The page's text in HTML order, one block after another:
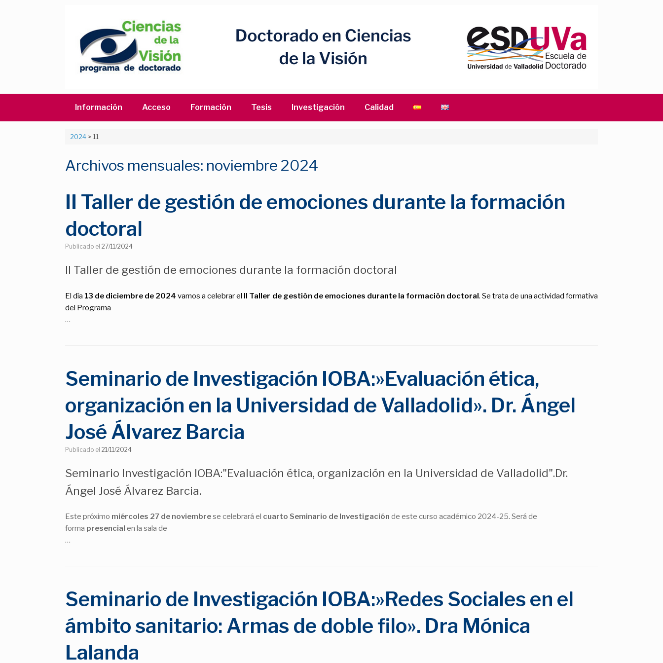
Información Acceso Formación Tesis Investigación Calidad
2024> 11
Archivos mensuales: noviembre 2024
II Taller de gestión de emociones durante la formación
doctoral
Publicado el 27/11/2024
II Taller de gestión de emociones durante la formación doctoral
El día 13 de diciembre de 2024 vamos a celebrar el II Taller de gestión de emociones durante la formación doctoral. Se trata de una actividad formativa
del Programa
…
Seminario de Investigación IOBA:»Evaluación ética,
organización en la Universidad de Valladolid». Dr. Ángel
José Álvarez Barcia
Publicado el 21/11/2024
Seminario Investigación IOBA:"Evaluación ética, organización en la Universidad de Valladolid".Dr.
Ángel José Álvarez Barcia.
Este próximo miércoles 27 de noviembrese celebrará el cuarto Seminario de Investigación de este curso académico 2024-25. Será de
forma presencial en la sala de
…
Seminario de Investigación IOBA:»Redes Sociales en el
ámbito sanitario: Armas de doble filo». Dra Mónica
Lalanda